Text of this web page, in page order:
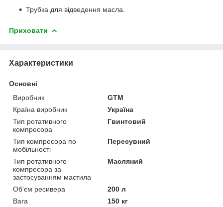
Трубка для відведення масла.
Приховати
Характеристики
Основні
Виробник
GTM
Країна виробник
Україна
Тип ротативного
компресора
Гвинтовий
Тип компресора по
мобільності
Пересувний
Тип ротативного
компресора за
застосуванням мастила
Масляний
Об'єм ресивера
200 л
Вага
150 кг